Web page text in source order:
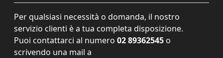
Per qualsiasi necessità o domanda, il nostro
servizio clienti è a tua completa disposizione.
Puoi contattarci al numero 02 89362545 o
scrivendo una mail a